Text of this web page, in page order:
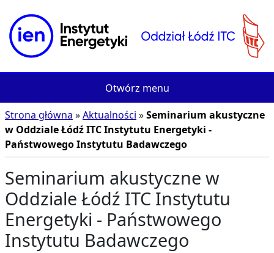
Otwórz menu
Strona główna
Aktualności
Seminarium akustyczne
w Oddziale Łódź ITC Instytutu Energetyki -
Państwowego Instytutu Badawczego
Seminarium akustyczne w
Oddziale Łódź ITC Instytutu
Energetyki - Państwowego
Instytutu Badawczego